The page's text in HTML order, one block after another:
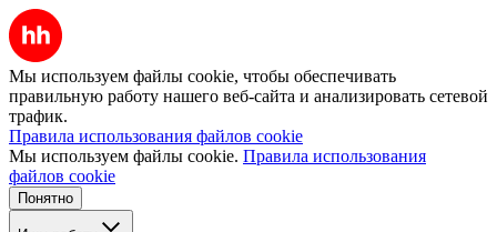
Мы используем файлы cookie, чтобы обеспечивать
правильную работу нашего веб-сайта и анализировать сетевой
трафик.
Правила использования файлов cookie
Мы используем файлы cookie. Правила использования
файлов cookie
Понятно